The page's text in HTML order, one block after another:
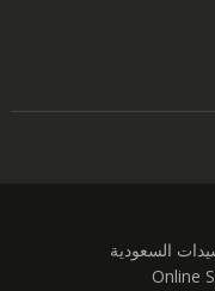
السعودية
Online